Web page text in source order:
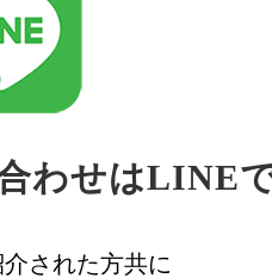
わせはLINE
された方共に